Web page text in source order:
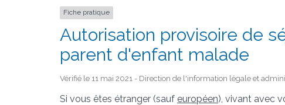
Fiche pratique
Autorisation provisoire de
parent d'enfant malade
Vérifié le 11 mai 2021 - Direction de l'information légale et
Si vous êtes étranger (sauf européen), vivant avec